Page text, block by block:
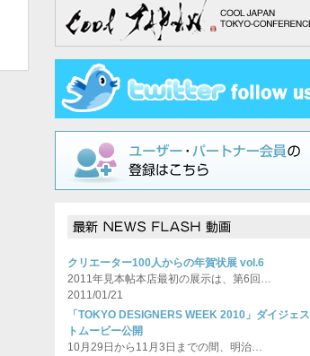
クリエーター100人からの年賀状展 vol.6
2011年見本帖本店最初の展示は、第6回…
2011/01/21
「TOKYO DESIGNERS WEEK 2010」ダイジェス
トムービー公開
10月29日から11月3日までの間、明治…